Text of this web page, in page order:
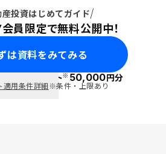
産投資はじめてガイド
員限定で無料公開中！
は資料をみてみる
ポイント※50,000円分
適用条件詳細※条件・上限あり